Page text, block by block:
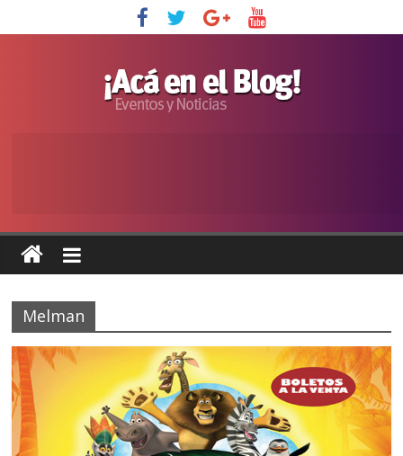
Melman